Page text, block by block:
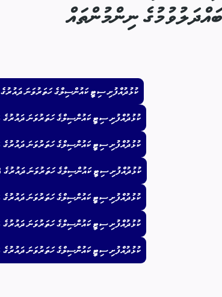
ބައްދަލުވުމުގެ ނިންމުންތައް
ކުޅުދުއްފުށި ސިޓީ ކައުންސިލްގެ ހަތަރުވަނަ ދައުރުގެ 208 ވަނަ ޢާންމު ބައްދަލުވުމުގެ ނިންމުންތައް - 01
ކުޅުދުއްފުށި ސިޓީ ކައުންސިލްގެ ހަތަރުވަނަ ދައުރުގެ 208 ވަނަ ޢާންމު ބައްދަލުވުމުގެ ނިންމުންތައް - 02
ކުޅުދުއްފުށި ސިޓީ ކައުންސިލްގެ ހަތަރުވަނަ ދައުރުގެ 208 ވަނަ ޢާންމު ބައްދަލުވުމުގެ ނިންމުންތައް - 03
ކުޅުދުއްފުށި ސިޓީ ކައުންސިލްގެ ހަތަރުވަނަ ދައުރުގެ 208 ވަނަ ޢާންމު ބައްދަލުވުމުގެ ނިންމުންތައް - 04
ކުޅުދުއްފުށި ސިޓީ ކައުންސިލްގެ ހަތަރުވަނަ ދައުރުގެ 208 ވަނަ ޢާންމު ބައްދަލުވުމުގެ ނިންމުންތައް - 05
ކުޅުދުއްފުށި ސިޓީ ކައުންސިލްގެ ހަތަރުވަނަ ދައުރުގެ 208 ވަނަ ޢާންމު ބައްދަލުވުމުގެ ނިންމުންތައް - 06
ކުޅުދުއްފުށި ސިޓީ ކައުންސިލްގެ ހަތަރުވަނަ ދައުރުގެ 208 ވަނަ ޢާންމު ބައްދަލުވުމުގެ ނިންމުންތައް - 07